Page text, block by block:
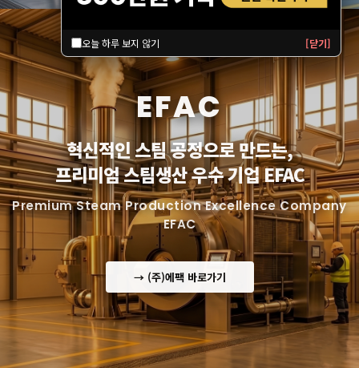
오늘 하루 보지 않기 [닫기]
EFAC
혁신적인 스팀 공정으로 만드는,
프리미엄 스팀생산 우수 기업 EFAC
Premium Steam Production Excellence Company
EFAC
→ (주)에팩 바로가기